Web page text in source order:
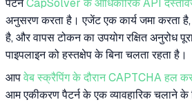
पैटर्नCapSolver के आधिकारिक API
अनुसरण करता है। एजेंट एक कार्य जमा करता है,
है, और वापस टोकन का उपयोग रक्षित अनुरोध
पाइपलाइन को हस्तक्षेप के बिना चलता रहता है।
आप वेब स्क्रैपिंग के दौरान CAPTCHA हल
आम एकीकरण पैटर्न के एक व्यावहारिक चलाने के